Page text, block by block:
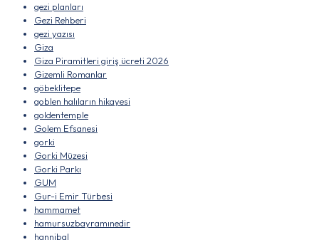
gezi planları
Gezi Rehberi
gezi yazısı
Giza
Giza Piramitleri giriş ücreti 2026
Gizemli Romanlar
göbeklitepe
goblen halıların hikayesi
goldentemple
Golem Efsanesi
gorki
Gorki Müzesi
Gorki Parkı
GUM
Gur-i Emir Türbesi
hammamet
hamursuzbayramınedir
hannibal